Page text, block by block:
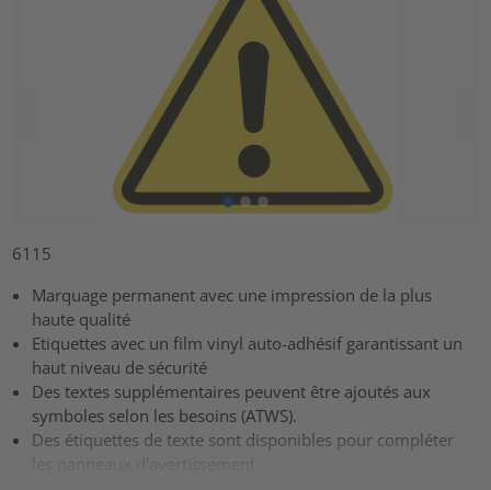
6115
Marquage permanent avec une impression de la plus
haute qualité
Etiquettes avec un film vinyl auto-adhésif garantissant un
haut niveau de sécurité
Des textes supplémentaires peuvent être ajoutés aux
symboles selon les besoins (ATWS).
Des étiquettes de texte sont disponibles pour compléter